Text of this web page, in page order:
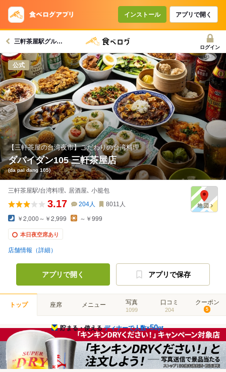
インストール アプリで開く
三軒茶屋駅グルメへ
ログイン
公式
【三軒茶屋の台湾夜市】こだわりの台湾料理
ダパイダン105 三軒茶屋店
(da pai dang 105)
三軒茶屋駅/台湾料理､ 居酒屋､ 小籠包
3.17 204人 8011 人
￥2,000～￥2,999 ～￥999
本日夜空席あり
店舗情報（詳細）
アプリで開く アプリで保存
トップ 座席 メニュー 写真
1099
口コミ
204
クーポン
5
貯まる・使えるディナーで人数×50pt
コースで使えるクーポン
戻る
クーポンを利用せず予約する